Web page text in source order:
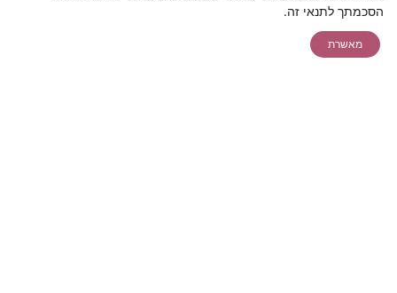
להצעת מחיר
אונליין ללייזר
שיחת ייעוץ
חבר מביא חבר
מבצעים והטבות
הסכמתך לתנאי זה.
מאשרת